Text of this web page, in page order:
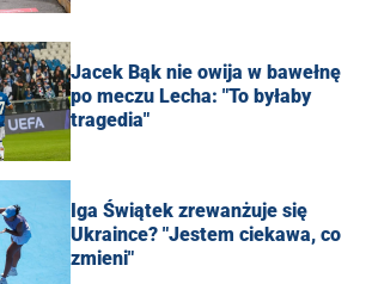
Jacek Bąk nie owija w bawełnę
po meczu Lecha: "To byłaby
tragedia"
Iga Świątek zrewanżuje się
Ukraince? "Jestem ciekawa, co
zmieni"